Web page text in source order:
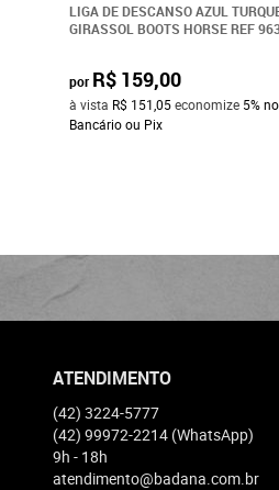
LIGA DE DESCANSO AZUL
GIRASSOL BOOTS HORSE REF
por R$ 159,00
à vista R$ 151,05economize 5%
Bancário ou Pix
ATENDIMENTO
(42) 3224-5777
(42) 99972-2214 (WhatsApp)
9h - 18h
atendimento@badana.com.br